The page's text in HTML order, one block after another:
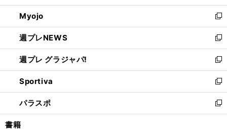
開
く
ウ
で
開
く
ン
ド
ウ
で
開
く
ウ
ィ
ン
ド
ウ
で
開
く
Myojo
新
し
い
ウ
ィ
ン
ド
ウ
で
開
週プレNEWS
新
し
い
ウ
ィ
ン
ド
ウ
週プレ グラジャパ!
新
し
い
ウ
ィ
ン
Sportiva
新
し
い
ウ
パラスポ
新
し
書籍